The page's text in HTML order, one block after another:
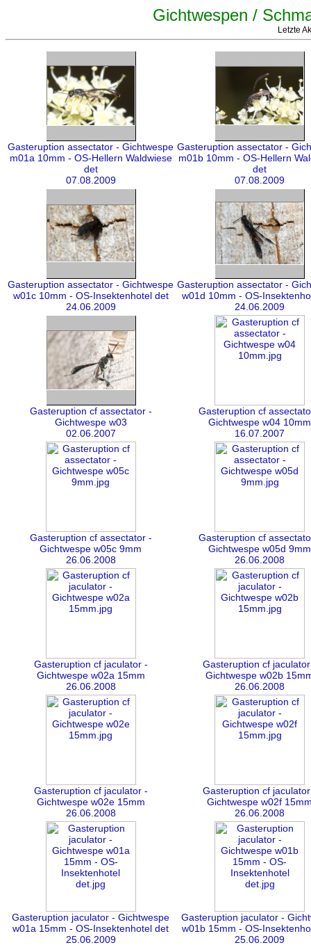
Gichtwespen /
Letzte
Gasteruption assectator - Gichtwespe
m01a 10mm - OS-Hellern Waldwiese
det
07.08.2009
Gasteruption assectator -
m01b 10mm - OS-Hellern
det
07.08.2009
Gasteruption assectator - Gichtwespe
w01c 10mm - OS-Insektenhotel det
24.06.2009
Gasteruption assectator -
w01d 10mm - OS-
24.06.2009
Gasteruption cf assectator -
Gichtwespe w03
02.06.2007
Gasteruption cf
Gichtwespe w04 10mm
16.07.2007
Gasteruption cf assectator -
Gichtwespe w05c 9mm
26.06.2008
Gasteruption cf
Gichtwespe w05d 9mm
26.06.2008
Gasteruption cf jaculator -
Gichtwespe w02a 15mm
26.06.2008
Gasteruption cf
Gichtwespe w02b
26.06.2008
Gasteruption cf jaculator -
Gichtwespe w02e 15mm
26.06.2008
Gasteruption cf
Gichtwespe w02f
26.06.2008
Gasteruption jaculator - Gichtwespe
w01a 15mm - OS-Insektenhotel det
25.06.2009
Gasteruption jaculator -
w01b 15mm - OS-
25.06.2009